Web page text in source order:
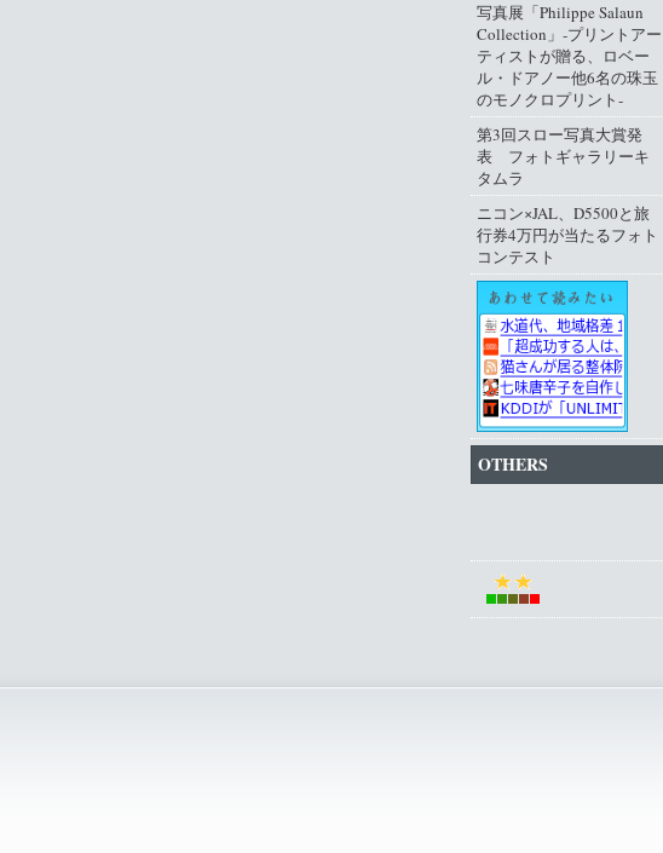
写真展「Philippe Salaun
Collection」‐プリントアー
ティストが贈る、ロベー
ル・ドアノー他6名の珠玉
のモノクロプリント‐
第3回スロー写真大賞発
表 フォトギャラリーキ
タムラ
ニコン×JAL、D5500と旅
行券4万円が当たるフォト
コンテスト
OTHERS